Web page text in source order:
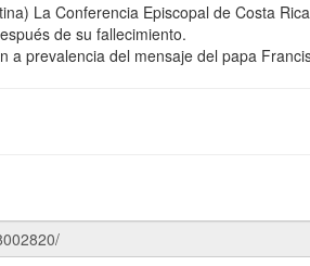
La Conferencia Episcopal de Costa
de su fallecimiento.
a prevalencia del mensaje del papa